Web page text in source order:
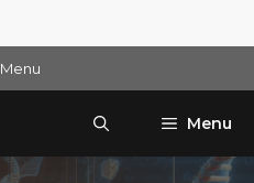
Menu
Menu